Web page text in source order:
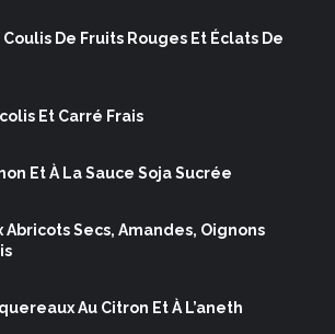
De Fruits Rouges Et Éclats De
Et Carré Frais
Et À La Sauce Soja Sucrée
Abricots Secs, Amandes, Oignons
Au Citron Et À L’aneth